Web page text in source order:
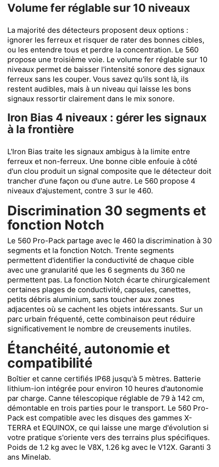
Volume fer réglable sur 10 niveaux
La majorité des détecteurs proposent deux options :
ignorer les ferreux et risquer de rater des bonnes cibles,
ou les entendre tous et perdre la concentration. Le 560
propose une troisième voie. Le volume fer réglable sur 10
niveaux permet de baisser l'intensité sonore des signaux
ferreux sans les couper. Vous savez qu'ils sont là, ils
restent audibles, mais à un niveau qui laisse les bons
signaux ressortir clairement dans le mix sonore.
Iron Bias 4 niveaux : gérer les signaux
à la frontière
L'Iron Bias traite les signaux ambigus à la limite entre
ferreux et non-ferreux. Une bonne cible enfouie à côté
d'un clou produit un signal composite que le détecteur doit
trancher d'une façon ou d'une autre. Le 560 propose 4
niveaux d'ajustement, contre 3 sur le 460.
Discrimination 30 segments et
fonction Notch
Le 560 Pro-Pack partage avec le 460 la discrimination à 30
segments et la fonction Notch. Trente segments
permettent d'identifier la conductivité de chaque cible
avec une granularité que les 6 segments du 360 ne
permettent pas. La fonction Notch écarte chirurgicalement
certaines plages de conductivité, capsules, canettes,
petits débris aluminium, sans toucher aux zones
adjacentes où se cachent les objets intéressants. Sur un
parc urbain fréquenté, cette combinaison peut réduire
significativement le nombre de creusements inutiles.
Étanchéité, autonomie et
compatibilité
Boîtier et canne certifiés IP68 jusqu'à 5 mètres. Batterie
lithium-ion intégrée pour environ 10 heures d'autonomie
par charge. Canne télescopique réglable de 79 à 142 cm,
démontable en trois parties pour le transport. Le 560 Pro-
Pack est compatible avec les disques des gammes X-
TERRA et EQUINOX, ce qui laisse une marge d'évolution si
votre pratique s'oriente vers des terrains plus spécifiques.
Poids de 1.2 kg avec le V8X, 1.26 kg avec le V12X. Garanti 3
ans Minelab.